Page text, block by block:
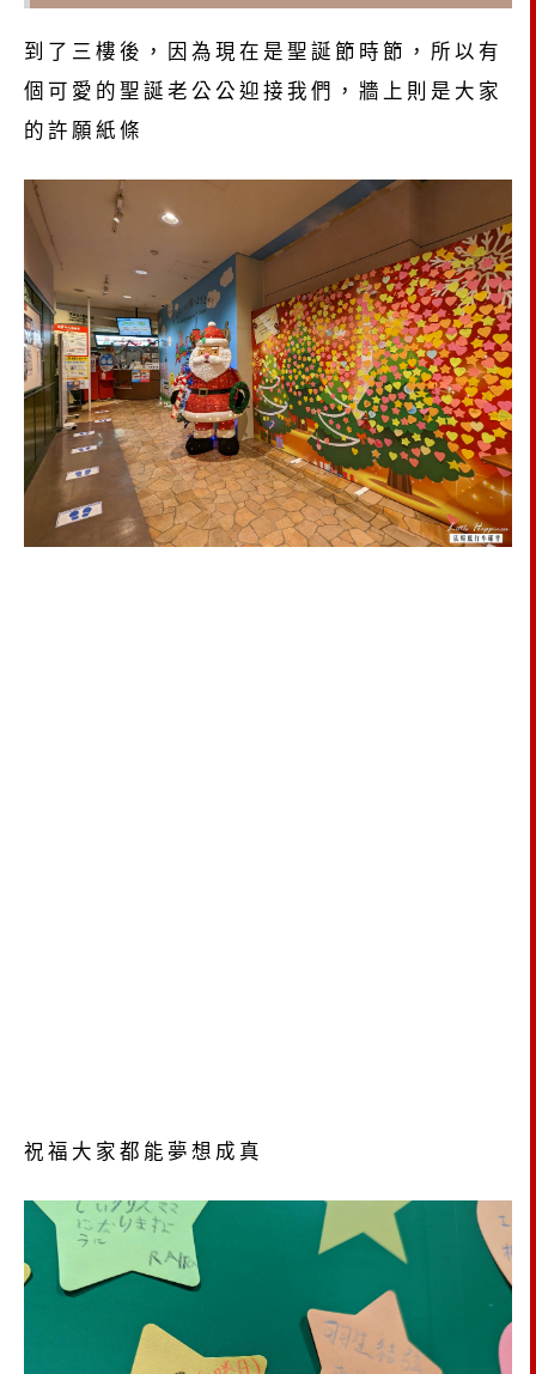
到了三樓後，因為現在是聖誕節時節，所以有
個可愛的聖誕老公公迎接我們，牆上則是大家
的許願紙條
祝福大家都能夢想成真